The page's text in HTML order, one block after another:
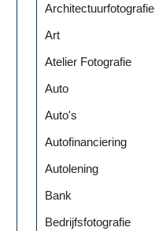
Architectuurfotografie
Art
Atelier Fotografie
Auto
Auto's
Autofinanciering
Autolening
Bank
Bedrijfsfotografie